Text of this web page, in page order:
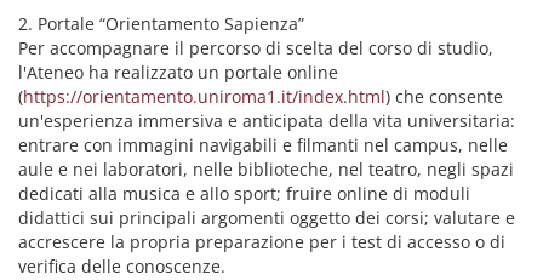
2. Portale “Orientamento Sapienza”
Per accompagnare il percorso di scelta del corso di studio,
l'Ateneo ha realizzato un portale online
(https://orientamento.uniroma1.it/index.html) che consente
un'esperienza immersiva e anticipata della vita universitaria:
entrare con immagini navigabili e filmanti nel campus, nelle
aule e nei laboratori, nelle biblioteche, nel teatro, negli spazi
dedicati alla musica e allo sport; fruire online di moduli
didattici sui principali argomenti oggetto dei corsi; valutare e
accrescere la propria preparazione per i test di accesso o di
verifica delle conoscenze.